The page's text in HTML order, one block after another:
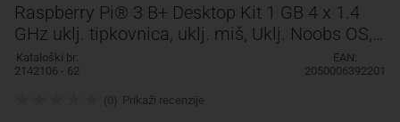
kataloški
broj,
EAN
ili
Raspberry Pi® 3 B+ Desktop Kit 1 GB 4 x 1.4
GHz uklj. tipkovnica, uklj. miš, Uklj. Noobs OS,
Uklj. napajanje, uklj. kućište,
Kataloški br:
2142106 - 62
EAN:
2050006392201
(0) Prikaži recenzije